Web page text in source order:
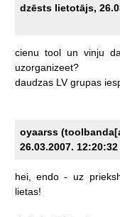
dzēsts lietotājs,
cienu tool un vinju
uzorganizeet?
daudzas LV grupas
oyaarss
26.03.2007.
hei, endo - uz
lietas!